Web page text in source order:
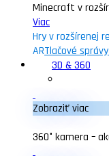
Minecraft v
Viac
Hry v rozšírenej
ARTlačové
3D & 360
Zobraziť viac
360° kamera –